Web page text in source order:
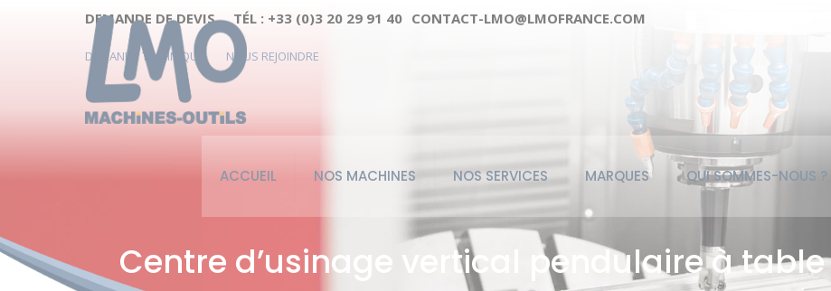
DEMANDE DE DEVIS TÉL : +33 (0)3 20 29 91 40 CONTACT-LMO@LMOFRANCE.COM
DEMANDE TECHNIQUE NOUS REJOINDRE
ACCUEIL NOS MACHINES NOS SERVICES MARQUES QUI SOMMES-NOUS ?
Centre d’usinage vertical pendulaire à table
Cookies management panel